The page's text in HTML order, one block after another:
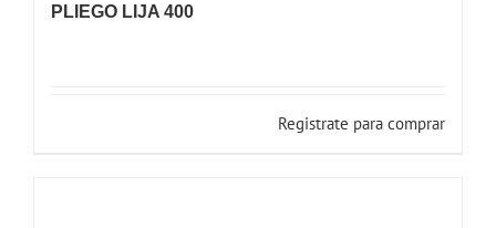
PLIEGO LIJA 400
Registrate para comprar